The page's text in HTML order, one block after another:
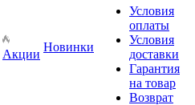
Акции
Новинки
Условия
оплаты
Условия
доставки
Гарантия
на товар
Возврат